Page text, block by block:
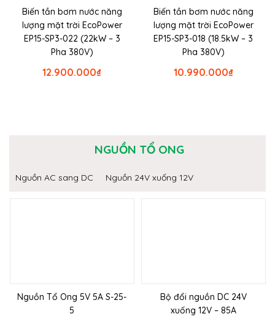
Biến tần bơm nước năng
lượng mặt trời EcoPower
EP15-SP3-022 (22kW – 3
Pha 380V)
₫
12.900.000
Biến tần bơm nước năng
lượng mặt trời EcoPower
EP15-SP3-018 (18.5kW – 3
Pha 380V)
₫
10.990.000
NGUỒN TỔ ONG
Nguồn AC sang DC Nguồn 24V xuống 12V
Nguồn Tổ Ong 5V 5A S-25-
5
Bộ đổi nguồn DC 24V
xuống 12V – 85A